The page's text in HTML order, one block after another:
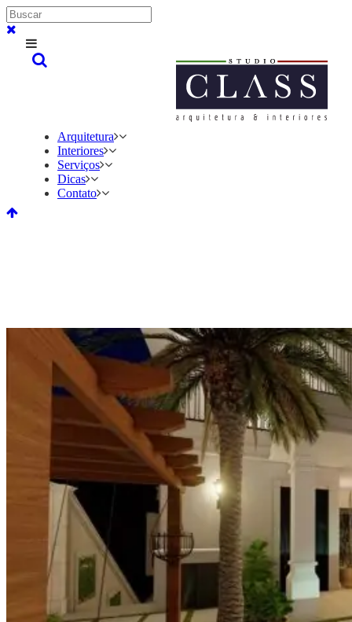
Arquitetura
Interiores
Serviços
Dicas
Contato